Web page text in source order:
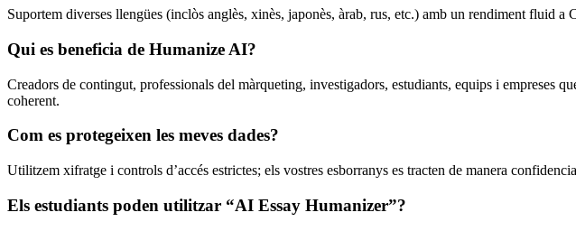
Suportem diverses llengües (inclòs anglès, xinès, japonès, àrab, rus, etc.) amb un rendiment fluid
Qui es beneficia de Humanize AI?
Creadors de contingut, professionals del màrqueting, investigadors, estudiants, equips i empreses
coherent.
Com es protegeixen les meves dades?
Utilitzem xifratge i controls d’accés estrictes; els vostres esborranys es tracten de manera
Els estudiants poden utilitzar “AI Essay Humanizer”?